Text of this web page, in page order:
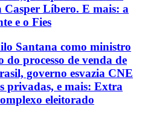
Líbero. E mais: a
e o Fies
Santana como ministro
processo de venda de
governo esvazia CNE
privadas, e mais: Extra
eleitorado